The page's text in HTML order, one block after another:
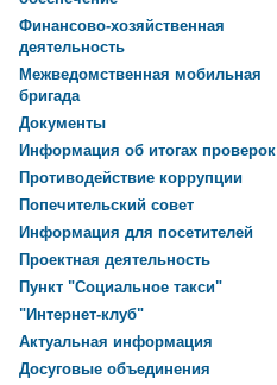
Финансово-хозяйственная
деятельность
Межведомственная мобильная
бригада
Документы
Информация об итогах проверок
Противодействие коррупции
Попечительский совет
Информация для посетителей
Проектная деятельность
Пункт "Социальное такси"
"Интернет-клуб"
Актуальная информация
Досуговые объединения